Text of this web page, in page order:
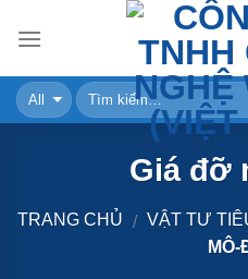
Giá đỡ
TRANG CHỦ / VẬT TƯ
MÔ-